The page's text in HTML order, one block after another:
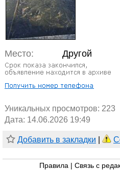
Место: Другой
Уникальных просмотров: 223
Дата: 14.06.2026 19:49
Добавить в закладки
Правила Связь с